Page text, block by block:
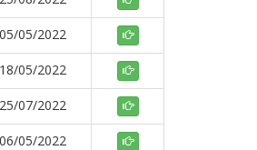
05/05/2022
18/05/2022
25/07/2022
06/05/2022